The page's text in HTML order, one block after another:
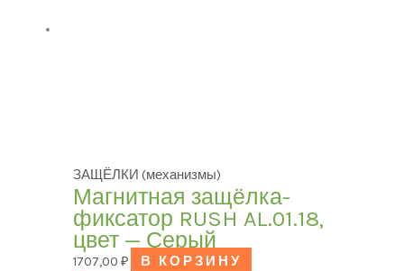
ЗАЩЁЛКИ (механизмы)
Магнитная защёлка-
фиксатор RUSH AL.01.18,
цвет — Серый
1707,00 ₽
В КОРЗИНУ